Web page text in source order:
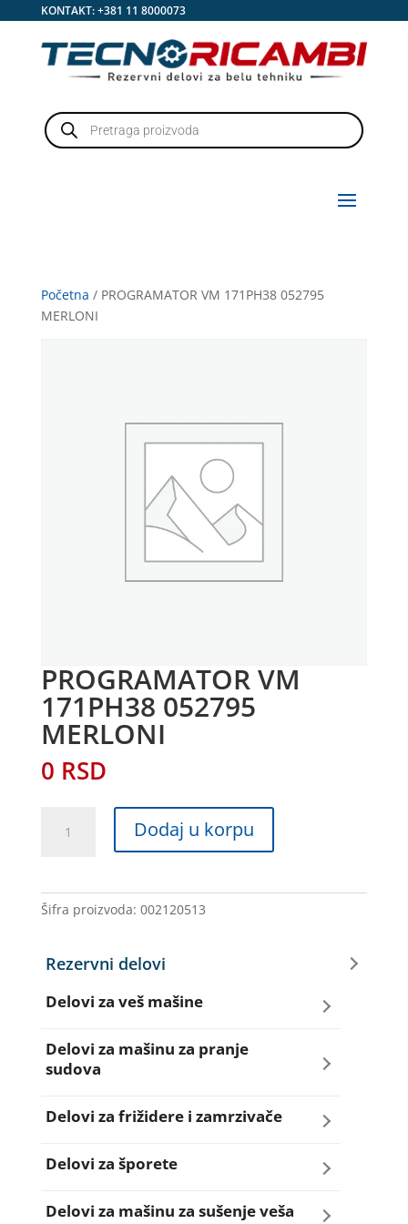
KONTAKT:+381 11 8000073
Products
search
Početna / PROGRAMATOR VM 171PH38 052795
MERLONI
PROGRAMATOR VM
171PH38 052795
MERLONI
0 RSD
MERLONI
količina
Dodaj u korpu
Šifra proizvoda: 002120513
Rezervni delovi
Delovi za veš mašine
Amortizeri za veš mašinu
Delovi za mašinu za pranje
sudova
Creva za sudo mašine
Dihtunzi za sudo mašine
Elektroventili za sudo mašine
Delovi za frižidere i zamrzivače
Aqua filteri za frižidere
Dihtunzi za frižidere i zamrzivače
Delovi za šporete
Dihtunzi za šporete
Delovi za mašinu za sušenje veša